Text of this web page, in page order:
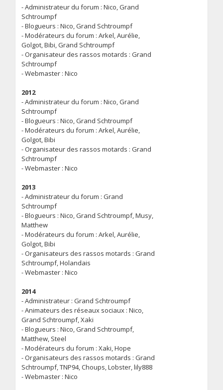
- Administrateur du forum : Nico, Grand
Schtroumpf
- Blogueurs : Nico, Grand Schtroumpf
- Modérateurs du forum : Arkel, Aurélie,
Golgot, Bibi, Grand Schtroumpf
- Organisateur des rassos motards : Grand
Schtroumpf
- Webmaster : Nico
2012
- Administrateur du forum : Nico, Grand
Schtroumpf
- Blogueurs : Nico, Grand Schtroumpf
- Modérateurs du forum : Arkel, Aurélie,
Golgot, Bibi
- Organisateur des rassos motards : Grand
Schtroumpf
- Webmaster : Nico
2013
- Administrateur du forum : Grand
Schtroumpf
- Blogueurs : Nico, Grand Schtroumpf, Musy,
Matthew
- Modérateurs du forum : Arkel, Aurélie,
Golgot, Bibi
- Organisateurs des rassos motards : Grand
Schtroumpf, Holandais
- Webmaster : Nico
2014
- Administrateur : Grand Schtroumpf
- Animateurs des réseaux sociaux : Nico,
Grand Schtroumpf, Xaki
- Blogueurs : Nico, Grand Schtroumpf,
Matthew, Steel
- Modérateurs du forum : Xaki, Hope
- Organisateurs des rassos motards : Grand
Schtroumpf, TNP94, Choups, Lobster, lily888
- Webmaster : Nico